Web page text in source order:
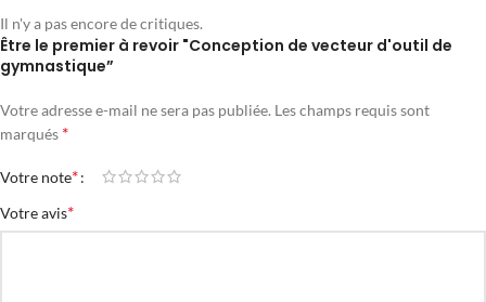
Il n'y a pas encore de critiques.
Être le premier à revoir "Conception de vecteur d'outil de
gymnastique”
Votre adresse e-mail ne sera pas publiée. Les champs requis sont
marqués *
Votre note*
Votre avis*